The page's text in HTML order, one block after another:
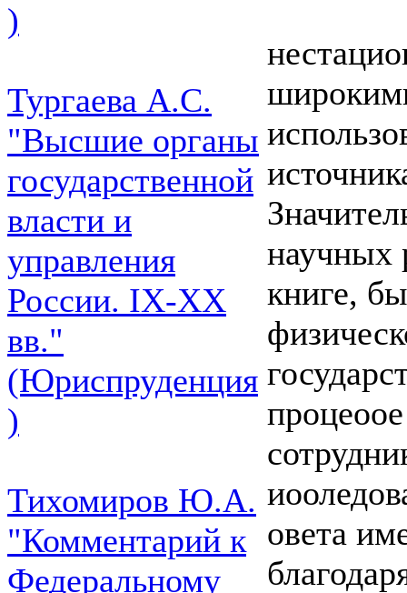
)
Тургаева А.С.
"Высшие органы
государственной
власти и
управления
России. IХ-ХХ
вв."
(Юриспруденция
)
Тихомиров Ю.А.
"Комментарий к
Федеральному
научных
книге,
овета